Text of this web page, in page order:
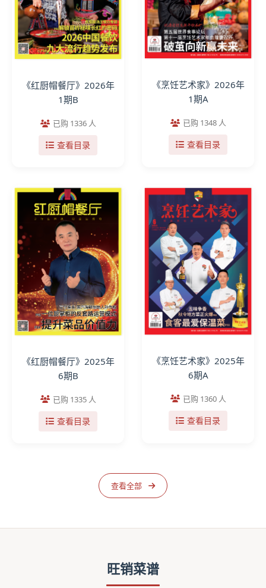
《红厨帽餐厅》2026年
1期B
已购 1336 人
查看目录
《烹饪艺术家》2026年
1期A
已购 1348 人
查看目录
《红厨帽餐厅》2025年
6期B
已购 1335 人
查看目录
《烹饪艺术家》2025年
6期A
已购 1360 人
查看目录
查看全部
旺销菜谱